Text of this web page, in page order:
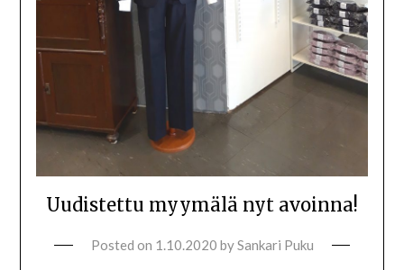
Uudistettu myymälä nyt avoinna!
Posted on 1.10.2020 bySankari Puku